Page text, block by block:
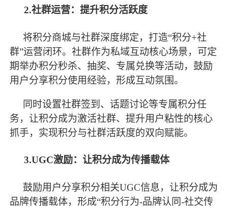
2.社群运营：提升积分活跃度
将积分商城与社群深度绑定，打造“积分+社
群”运营闭环。社群作为私域互动核心场景，可定
期举办积分秒杀、抽奖、专属兑换等活动，鼓励
用户分享积分使用经验，形成互动氛围。
同时设置社群签到、话题讨论等专属积分任
务，让积分成为激活社群、提升用户粘性的核心
抓手，实现积分与社群活跃度的双向赋能。
3.UGC激励：让积分成为传播载体
鼓励用户分享积分相关UGC信息，让积分成为
品牌传播载体，形成“积分行为-品牌认同-社交传